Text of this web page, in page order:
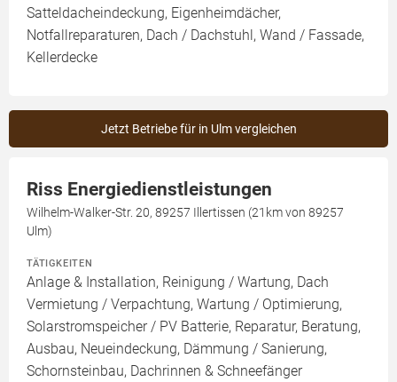
Satteldacheindeckung, Eigenheimdächer,
Notfallreparaturen, Dach / Dachstuhl, Wand / Fassade,
Kellerdecke
Jetzt Betriebe für in Ulm vergleichen
Riss Energiedienstleistungen
Wilhelm-Walker-Str. 20, 89257 Illertissen (21km von 89257
Ulm)
TÄTIGKEITEN
Anlage & Installation, Reinigung / Wartung, Dach
Vermietung / Verpachtung, Wartung / Optimierung,
Solarstromspeicher / PV Batterie, Reparatur, Beratung,
Ausbau, Neueindeckung, Dämmung / Sanierung,
Schornsteinbau, Dachrinnen & Schneefänger